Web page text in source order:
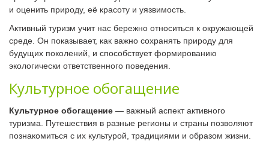
и оценить природу, её красоту и уязвимость.
Активный туризм учит нас бережно относиться к окружающей
среде. Он показывает, как важно сохранять природу для
будущих поколений, и способствует формированию
экологически ответственного поведения.
Культурное обогащение
Культурное обогащение — важный аспект активного
туризма. Путешествия в разные регионы и страны позволяют
познакомиться с их культурой, традициями и образом жизни.